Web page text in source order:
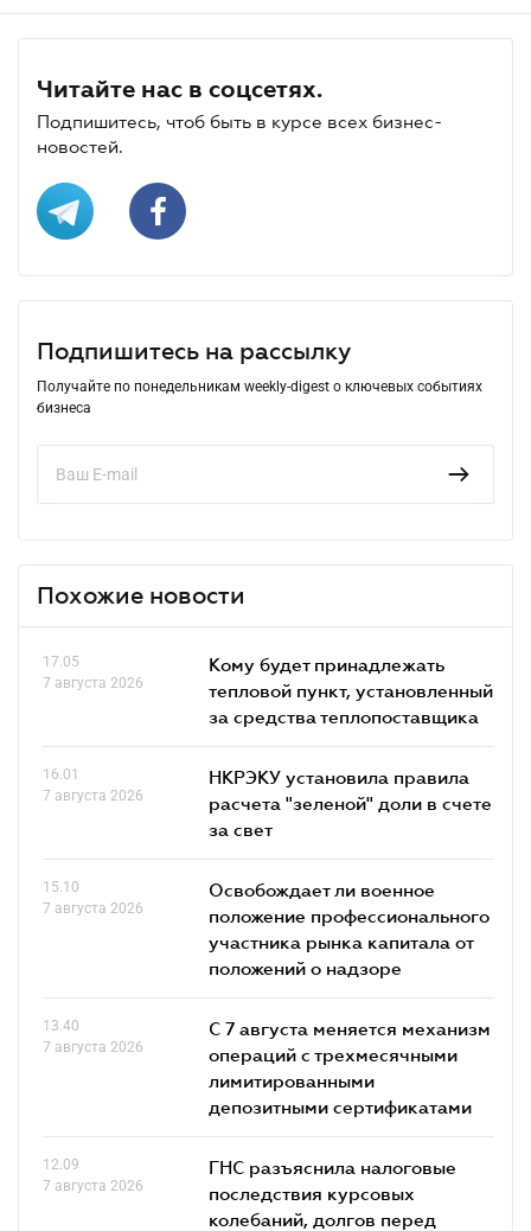
Читайте нас в соцсетях.
Подпишитесь, чтоб быть в курсе всех бизнес-
новостей.
Подпишитесь на рассылку
Получайте по понедельникам weekly-digest о ключевых событиях
бизнеса
Похожие новости
17.05
7 августа 2026
Кому будет принадлежать
тепловой пункт, установленный
за средства теплопоставщика
16.01
7 августа 2026
НКРЭКУ установила правила
расчета "зеленой" доли в счете
за свет
15.10
7 августа 2026
Освобождает ли военное
положение профессионального
участника рынка капитала от
положений о надзоре
13.40
7 августа 2026
С 7 августа меняется механизм
операций с трехмесячными
лимитированными
депозитными сертификатами
12.09
7 августа 2026
ГНС разъяснила налоговые
последствия курсовых
колебаний, долгов перед